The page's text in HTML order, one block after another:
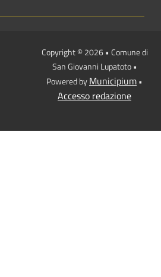
Copyright © 2026 • Comune di
San Giovanni Lupatoto •
Powered byMunicipium•
Accesso redazione